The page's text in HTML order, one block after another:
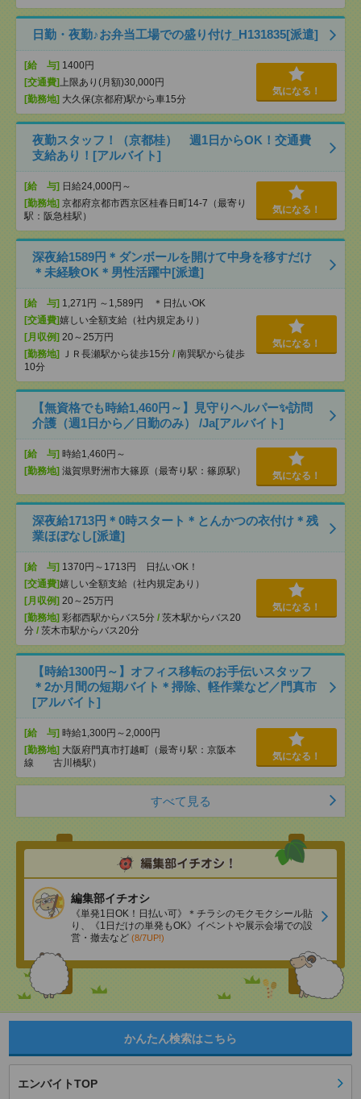
日勤・夜勤♪お弁当工場での盛り付け_H131835[派遣]
[給 与] 1400円
[交通費] 上限あり(月額)30,000円
[勤務地] 大久保(京都府)駅から車15分
気になる！
夜勤スタッフ！（京都桂） 週1日からOK！交通費
支給あり！[アルバイト]
[給 与] 日給24,000円～
[勤務地] 京都府京都市西京区桂春日町14-7（最寄り
駅：阪急桂駅）
気になる！
深夜給1589円＊ダンボールを開けて中身を移すだけ
＊未経験OK＊男性活躍中[派遣]
[給 与] 1,271円 ～1,589円 ＊日払いOK
[交通費]嬉しい全額支給（社内規定あり）
[月収例] 20～25万円
[勤務地]
ＪＲ長瀬駅から徒歩15分 / 南巽駅から徒歩
10分
気になる！
【無資格でも時給1,460円～】見守りヘルパー✨訪問
介護（週1日から／日勤のみ） /Ja[アルバイト]
[給 与] 時給1,460円～
[勤務地] 滋賀県野洲市大篠原（最寄り駅：篠原駅） 気になる！
深夜給1713円＊0時スタート＊とんかつの衣付け＊残
業ほぼなし[派遣]
[給 与] 1370円～1713円 日払いOK！
[交通費]嬉しい全額支給（社内規定あり）
[月収例] 20～25万円
[勤務地] 彩都西駅からバス5分 / 茨木駅からバス20
分 / 茨木市駅からバス20分
気になる！
【時給1300円～】オフィス移転のお手伝いスタッフ
＊2か月間の短期バイト＊掃除、軽作業など／門真市
[アルバイト]
[給 与] 時給1,300円～2,000円
[勤務地] 大阪府門真市打越町（最寄り駅：京阪本
線 古川橋駅）
気になる！
すべて見る
編集部イチオシ
《単発1日OK！日払い可》＊チラシのモクモクシール貼
り、《1日だけの単発もOK》イベントや展示会場での設
営・撤去など (8/7UP!)
かんたん検索はこちら
エンバイトTOP